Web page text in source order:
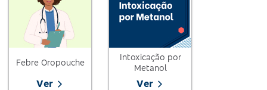
Febre Oropouche
Ver
Intoxicação por
Metanol
Ver